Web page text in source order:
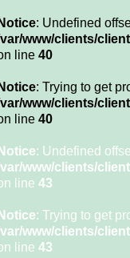
Notice: Undefined
www/clients/
line 40
Notice: Trying to get
www/clients/
line 40
Notice: Undefined
www/clients/
line 43
Notice: Trying to get
www/clients/
line 43